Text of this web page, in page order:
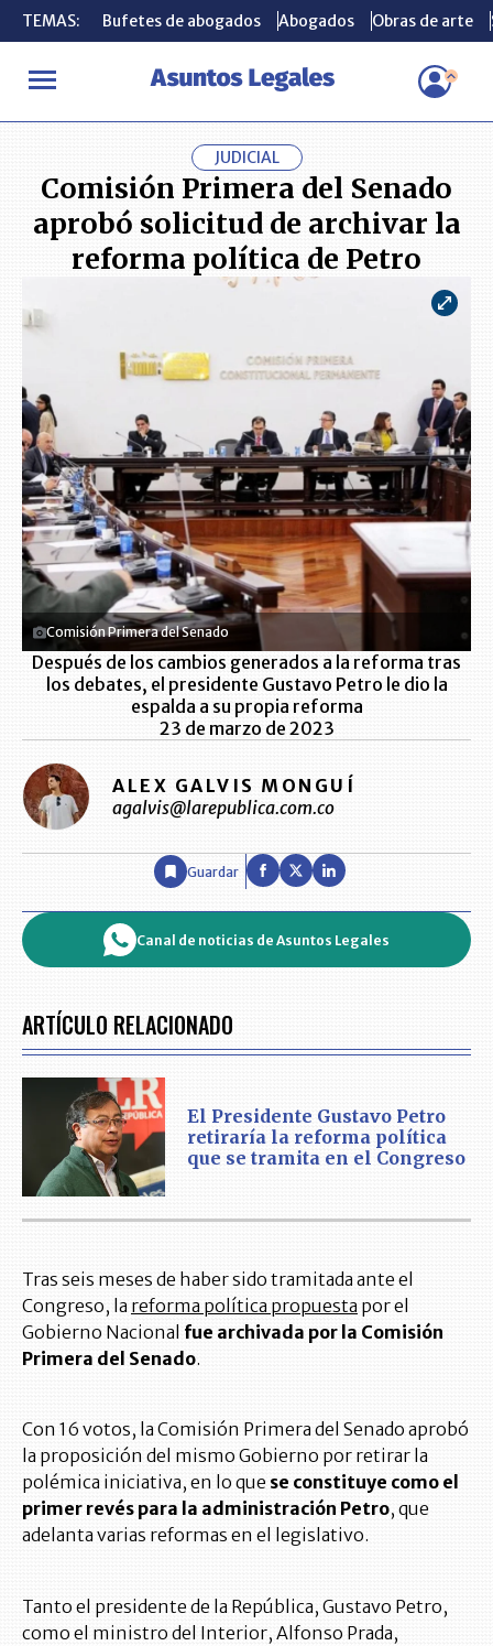
TEMAS: Bufetes de abogados Abogados Obras de arte
INICIO ACTUALIDAD Comisión Primera del Senado aprobó
TEMAS: Bufetes de abogados Abogados Obras de arte
JUDICIAL
Comisión Primera del Senado
aprobó solicitud de archivar la
reforma política de Petro
Comisión Primera del Senado
Después de los cambios generados a la reforma tras
los debates, el presidente Gustavo Petro le dio la
espalda a su propia reforma
23 de marzo de 2023
ALEX GALVIS MONGUÍ
agalvis@larepublica.com.co
Guardar
Canal de noticias de Asuntos Legales
ARTÍCULO RELACIONADO
El Presidente Gustavo Petro
retiraría la reforma política
que se tramita en el Congreso
Tras seis meses de haber sido tramitada ante el
Congreso, la reforma política propuesta por el
Gobierno Nacional fue archivada por la Comisión
Primera del Senado.
Con 16 votos, la Comisión Primera del Senado aprobó
la proposición del mismo Gobierno por retirar la
polémica iniciativa, en lo que se constituye como el
primer revés para la administración Petro, que
adelanta varias reformas en el legislativo.
Tanto el presidente de la República, Gustavo Petro,
como el ministro del Interior, Alfonso Prada,